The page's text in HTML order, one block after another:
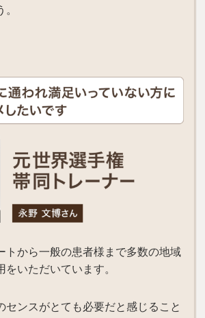
トから一般の患者様まで多数の地域
いただいています。
センスがとても必要だと感じること